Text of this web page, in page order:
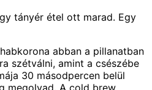
tányér étel ott marad. Egy
abban a pillanatban
szétválni, amint a csészébe
30 másodpercen belül